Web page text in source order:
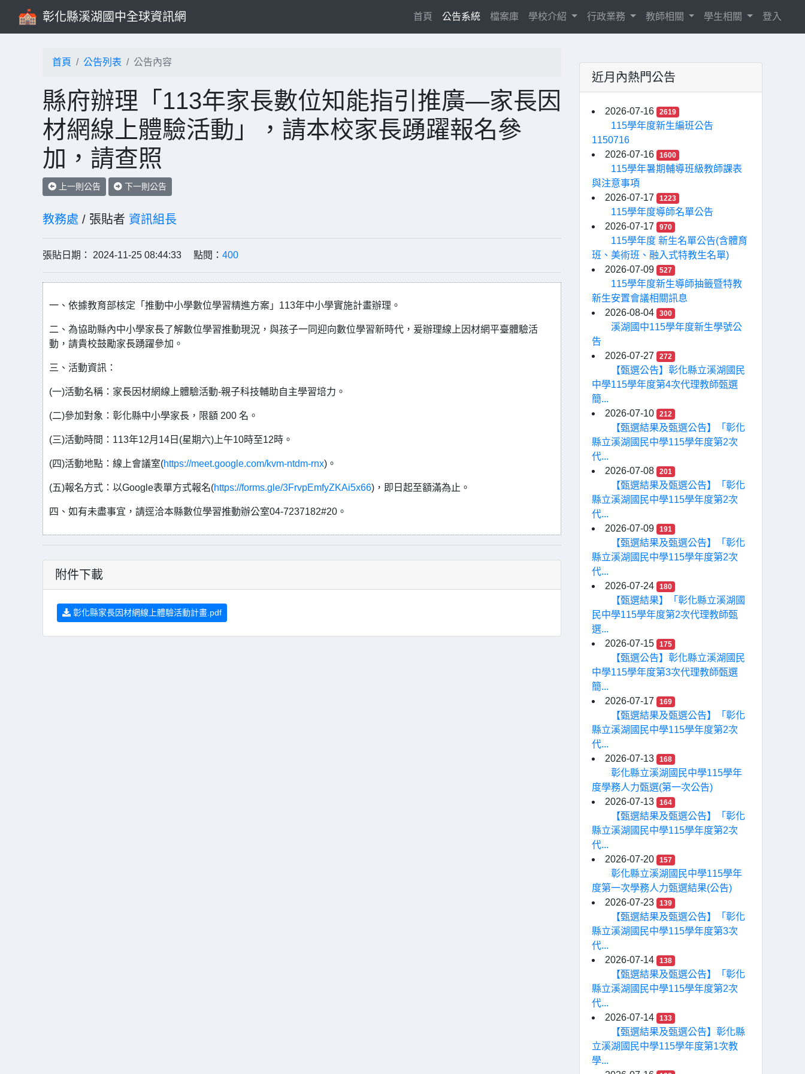
彰化縣溪湖國中全球資訊網 首頁 (current)
公告系統 檔案庫 學校介紹 行政業務 教師相關 學生相關 登入
首頁 公告列表 公告內容
縣府辦理「113年家長數位知能指引推廣—家長因
材網線上體驗活動」，請本校家長踴躍報名參
加，請查照
上一則公告 下一則公告
教務處 / 張貼者 資訊組長
張貼日期： 2024-11-25 08:44:33 點閱： 400
一、依據教育部核定「推動中小學數位學習精進方案」113年中小學實施計畫辦理。
二、為協助縣內中小學家長了解數位學習推動現況，與孩子一同迎向數位學習新時代，爰辦理線上因材網平臺體驗活
動，請貴校鼓勵家長踴躍參加。
三、活動資訊：
(一)活動名稱：家長因材網線上體驗活動-親子科技輔助自主學習培力。
(二)參加對象：彰化縣中小學家長，限額 200 名。
(三)活動時間：113年12月14日(星期六)上午10時至12時。
(四)活動地點：線上會議室(https://meet.google.com/kvm-ntdm-rnx)。
(五)報名方式：以Google表單方式報名(https://forms.gle/3FrvpEmfyZKAi5x66)，即日起至額滿為止。
四、如有未盡事宜，請逕洽本縣數位學習推動辦公室04-7237182#20。
附件下載
彰化縣家長因材網線上體驗活動計畫.pdf
近月內熱門公告
2026-07-16 2619
115學年度新生編班公告
1150716
2026-07-16
1600
115學年暑期輔導班級教師課表
與注意事項
2026-07-17
1223
115學年度導師名單公告
2026-07-17
970
115學年度 新生名單公告(含體育
班、美術班、融入式特教生名單)
2026-07-09
527
115學年度新生導師抽籤暨特教
新生安置會議相關訊息
2026-08-04
300
溪湖國中115學年度新生學號公
告
2026-07-27
272
【甄選公告】彰化縣立溪湖國民
中學115學年度第4次代理教師甄選
簡...
2026-07-10
212
【甄選結果及甄選公告】「彰化
縣立溪湖國民中學115學年度第2次
代...
2026-07-08
201
【甄選結果及甄選公告】「彰化
縣立溪湖國民中學115學年度第2次
代...
2026-07-09
191
【甄選結果及甄選公告】「彰化
縣立溪湖國民中學115學年度第2次
代...
2026-07-24
180
【甄選結果】「彰化縣立溪湖國
民中學115學年度第2次代理教師甄
選...
2026-07-15
175
【甄選公告】彰化縣立溪湖國民
中學115學年度第3次代理教師甄選
簡...
2026-07-17
169
【甄選結果及甄選公告】「彰化
縣立溪湖國民中學115學年度第2次
代...
2026-07-13
168
彰化縣立溪湖國民中學115學年
度學務人力甄選(第一次公告)
2026-07-13
164
【甄選結果及甄選公告】「彰化
縣立溪湖國民中學115學年度第2次
代...
2026-07-20
157
彰化縣立溪湖國民中學115學年
度第一次學務人力甄選結果(公告)
2026-07-23
139
【甄選結果及甄選公告】「彰化
縣立溪湖國民中學115學年度第3次
代...
2026-07-14
138
【甄選結果及甄選公告】「彰化
縣立溪湖國民中學115學年度第2次
代...
2026-07-14
133
【甄選結果及甄選公告】彰化縣
立溪湖國民中學115學年度第1次教
學...